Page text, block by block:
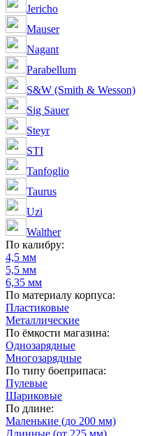
Jericho
Mauser
Nagant
Parabellum
S&W (Smith & Wesson)
Sig Sauer
Steyr
STI
Tanfoglio
Taurus
Uzi
Walther
По калибру:
4,5 мм
5,5 мм
6,35 мм
По материалу корпуса:
Пластиковые
Металлические
По ёмкости магазина:
Однозарядные
Многозарядные
По типу боеприпаса:
Пулевые
Шариковые
По длине:
Маленькие (до 200 мм)
Длинные (от 225 мм)